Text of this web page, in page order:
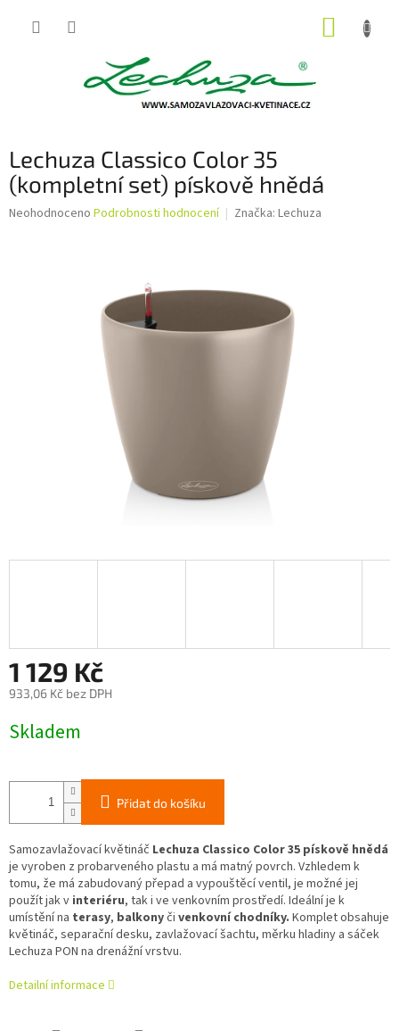
Lechuza Classico Color 35
(kompletní set) pískově hnědá
Průměrné
Neohodnoceno Podrobnosti hodnocení Značka: Lechuza
1 129 Kč
933,06 Kč bez DPH
cena:
Skladem
Přidat do košíku
Samozavlažovací květináč Lechuza Classico Color 35 pískově hnědá
je vyroben z probarveného plastu a má matný povrch. Vzhledem k
tomu, že má zabudovaný přepad a vypouštěcí ventil, je možné jej
použít jak v interiéru, tak i ve venkovním prostředí. Ideální je k
umístění na terasy, balkonyči venkovní chodníky. Komplet obsahuje
květináč, separační desku, zavlažovací šachtu, měrku hladiny a sáček
Lechuza PON na drenážní vrstvu.
Detailní informace